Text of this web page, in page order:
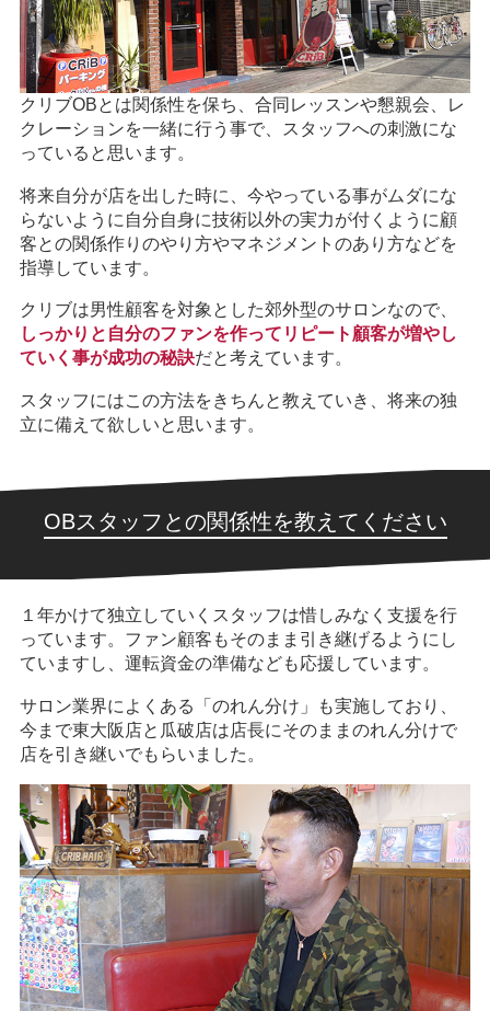
クリブOBとは関係性を保ち、合同レッスンや懇親会、レ
クレーションを一緒に行う事で、スタッフへの刺激にな
っていると思います。
将来自分が店を出した時に、今やっている事がムダにな
らないように自分自身に技術以外の実力が付くように顧
客との関係作りのやり方やマネジメントのあり方などを
指導しています。
クリブは男性顧客を対象とした郊外型のサロンなので、
しっかりと自分のファンを作ってリピート顧客が増やし
ていく事が成功の秘訣だと考えています。
スタッフにはこの方法をきちんと教えていき、将来の独
立に備えて欲しいと思います。
OBスタッフとの関係性を教えてください
１年かけて独立していくスタッフは惜しみなく支援を行
っています。ファン顧客もそのまま引き継げるようにし
ていますし、運転資金の準備なども応援しています。
サロン業界によくある「のれん分け」も実施しており、
今まで東大阪店と瓜破店は店長にそのままのれん分けで
店を引き継いでもらいました。